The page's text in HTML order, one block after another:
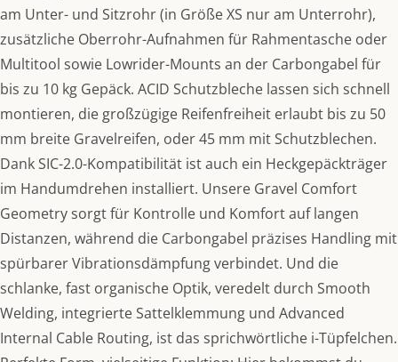
am Unter- und Sitzrohr (in Größe XS nur am Unterrohr),
zusätzliche Oberrohr-Aufnahmen für Rahmentasche oder
Multitool sowie Lowrider-Mounts an der Carbongabel für
bis zu 10 kg Gepäck. ACID Schutzbleche lassen sich schnell
montieren, die großzügige Reifenfreiheit erlaubt bis zu 50
mm breite Gravelreifen, oder 45 mm mit Schutzblechen.
Dank SIC-2.0-Kompatibilität ist auch ein Heckgepäckträger
im Handumdrehen installiert. Unsere Gravel Comfort
Geometry sorgt für Kontrolle und Komfort auf langen
Distanzen, während die Carbongabel präzises Handling mit
spürbarer Vibrationsdämpfung verbindet. Und die
schlanke, fast organische Optik, veredelt durch Smooth
Welding, integrierte Sattelklemmung und Advanced
Internal Cable Routing, ist das sprichwörtliche i-Tüpfelchen.